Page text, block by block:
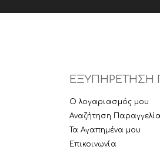
ΕΞΥΠΗΡΕΤΗΣΗ
Ο λογαριασμός μου
Αναζήτηση
Τα Αγαπημένα μου
Επικοινωνία